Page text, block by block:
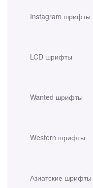
Instagram шрифты
LCD шрифты
Wanted шрифты
Western шрифты
Азиатские шрифты